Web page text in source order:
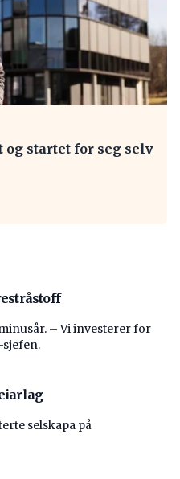
og startet for seg selv
– Vi investerer for
selskapa på